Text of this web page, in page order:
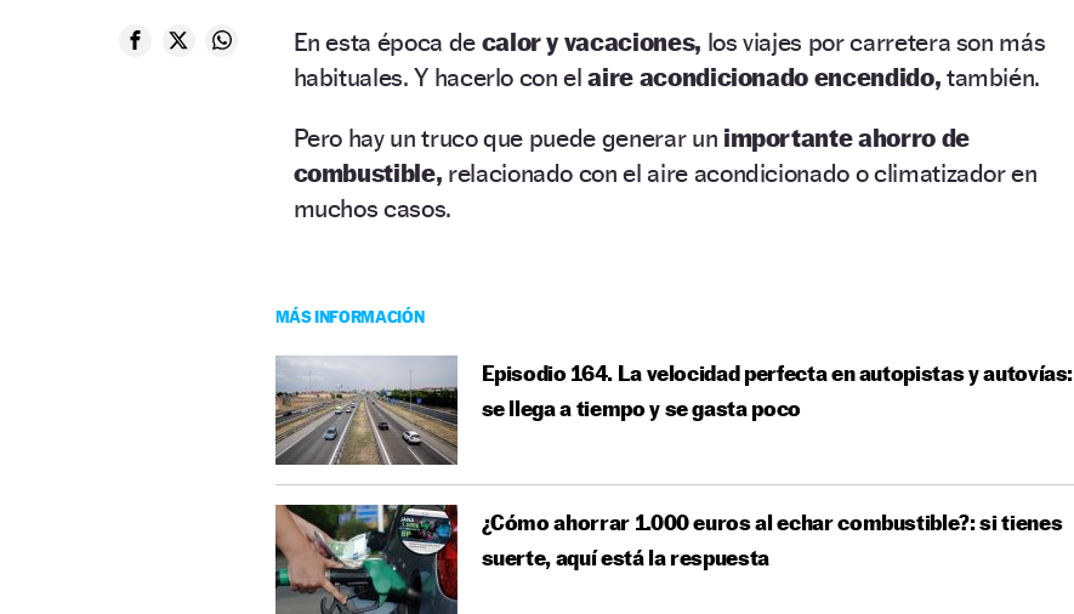
En esta época de calor y vacaciones, los viajes por carretera son más
habituales. Y hacerlo con elaire acondicionado encendido, también.
Pero hay un truco que puede generar un importante ahorro de
combustible, relacionado con el aire acondicionado o climatizador en
muchos casos.
MÁS INFORMACIÓN
Episodio 164. La velocidad perfecta en autopistas y autovías:
se llega a tiempo y se gasta poco
¿Cómo ahorrar 1.000 euros al echar combustible?: si tienes
suerte, aquí está la respuesta